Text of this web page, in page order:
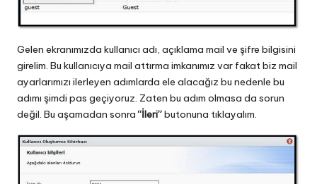
Gelen ekranımızda kullanıcı adı, açıklama mail ve şifre bilgisini
girelim. Bu kullanıcıya mail attırma imkanımız var fakat biz mail
ayarlarımızı ilerleyen adımlarda ele alacağız bu nedenle bu
adımı şimdi pas geçiyoruz. Zaten bu adım olmasa da sorun
değil. Bu aşamadan sonra“İleri”butonuna tıklayalım.